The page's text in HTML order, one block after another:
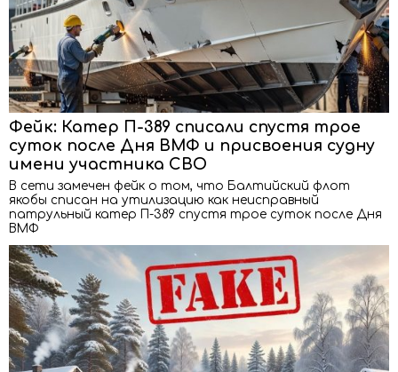
Фейк: Катер П-389 списали спустя трое
суток после Дня ВМФ и присвоения судну
имени участника СВО
В сети замечен фейк о том, что Балтийский флот
якобы списан на утилизацию как неисправный
патрульный катер П-389 спустя трое суток после Дня
ВМФ